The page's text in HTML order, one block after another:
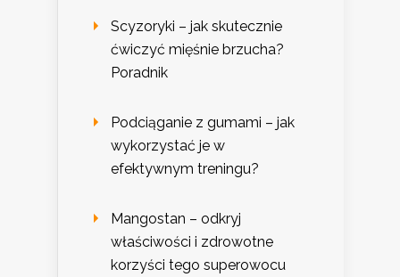
Scyzoryki – jak skutecznie
ćwiczyć mięśnie brzucha?
Poradnik
Podciąganie z gumami – jak
wykorzystać je w
efektywnym treningu?
Mangostan – odkryj
właściwości i zdrowotne
korzyści tego superowocu